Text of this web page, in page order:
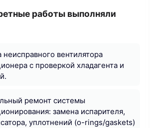
работы выполняли
неисправного вентилятора
с проверкой хладагента и
ремонт системы
замена испарителя,
уплотнений (o-rings/gaskets)